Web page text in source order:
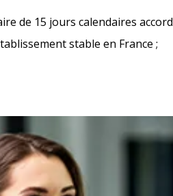
de 15 jours calendaires
stable en France ;